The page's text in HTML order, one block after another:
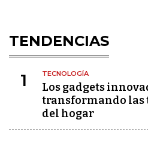
TENDENCIAS
1 TECNOLOGÍA
Los gadgets
transformando las
del hogar